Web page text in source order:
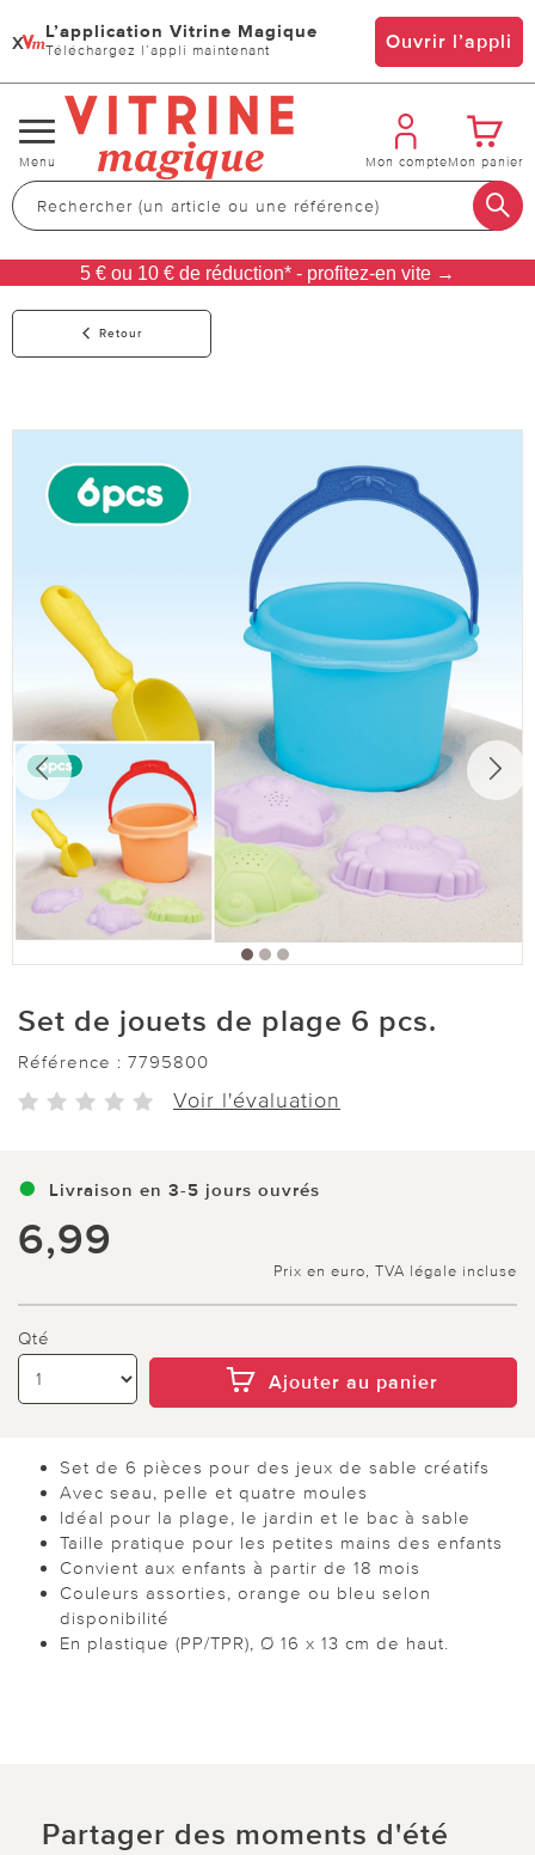
x L’application Vitrine Magique
Téléchargez l’appli maintenant Ouvrir l’appli
Changer
de
navigation
Menu Mon compteMon panier
5 € ou 10 € de réduction* - profitez-en vite →
Retour
Set de jouets de plage 6 pcs.
Référence : 7795800
Voir l'évaluation
Livraison en 3-5 jours ouvrés
6,99
Prix en euro, TVA légale incluse
Qté
Ajouter au panier
Set de 6 pièces pour des jeux de sable créatifs
Avec seau, pelle et quatre moules
Idéal pour la plage, le jardin et le bac à sable
Taille pratique pour les petites mains des enfants
Convient aux enfants à partir de 18 mois
Couleurs assorties, orange ou bleu selon
disponibilité
En plastique (PP/TPR), Ø 16 x 13 cm de haut.
Partager des moments d'été